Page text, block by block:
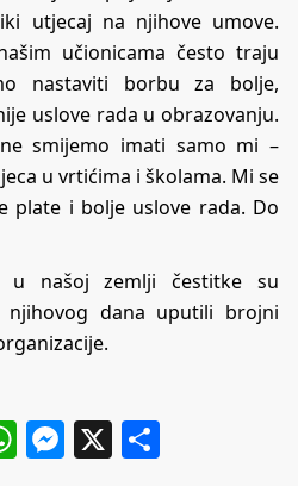
utjecaj na njihove umove.
učionicama često traju
nastaviti borbu za bolje,
uslove rada u obrazovanju.
smijemo imati samo mi –
u vrtićima i školama. Mi se
plate i bolje uslove rada. Do
u našoj zemlji čestitke su
njihovog dana uputili brojni
WhatsApp
Messenger
X